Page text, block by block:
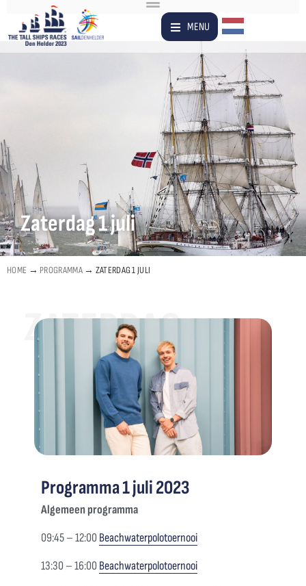
MENU
Zaterdag 1 juli
HOME → PROGRAMMA→ ZATERDAG 1 JULI
ZATERDAG
Programma 1 juli 2023
Algemeen programma
09:45 – 12:00 Beachwaterpolotoernooi
13:30 – 16:00 Beachwaterpolotoernooi